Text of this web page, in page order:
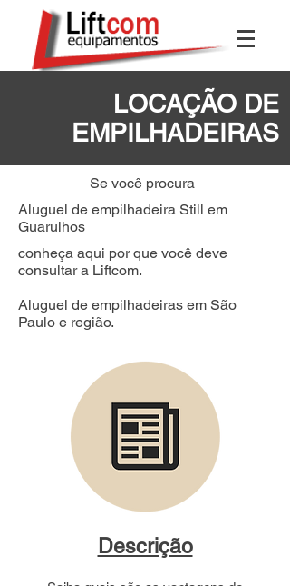
LOCAÇÃO DE
EMPILHADEIRAS
Se você procura
Aluguel de empilhadeira Still em
Guarulhos
conheça aqui por que você deve
consultar a Liftcom.
Aluguel de empilhadeiras em São
Paulo e região.
Descrição